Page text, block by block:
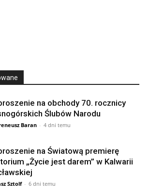
na obchody 70. rocznicy
Ślubów Narodu
Baran - 4 dni temu
na Światową premierę
„Życie jest darem” w Kalwarii
Sztolf - 6 dni temu